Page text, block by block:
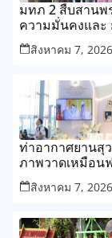
มทภ 2 สืบสานพ
ความมั่นคงแล
สิงหาคม 7, 2026
ท่าอากาศยานสุ
ภาพวาดเหมือน
ชาติ
สิงหาคม 7, 2026